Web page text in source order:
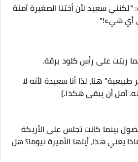
سعيد لأن أختنا الصغيرة آمنة
أي شيء!"
ربتت على رأس كلود برقة.
هنا، لذا أنا سعيدة لأنه لا
آمل أن يبقى هكذا.]
بينما كانت تجلس على الأريكة
يعني هذا، أيتها الأميرة نيوما؟ هل